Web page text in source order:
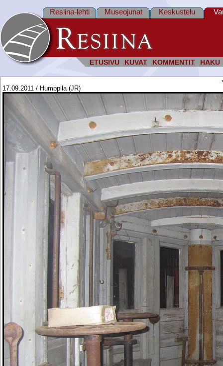
ETUSIVU KUVAT KOMMENTIT HAKU
Resiina-lehti Museojunat Keskustelu
17.09.2011 / Humppila (JR)